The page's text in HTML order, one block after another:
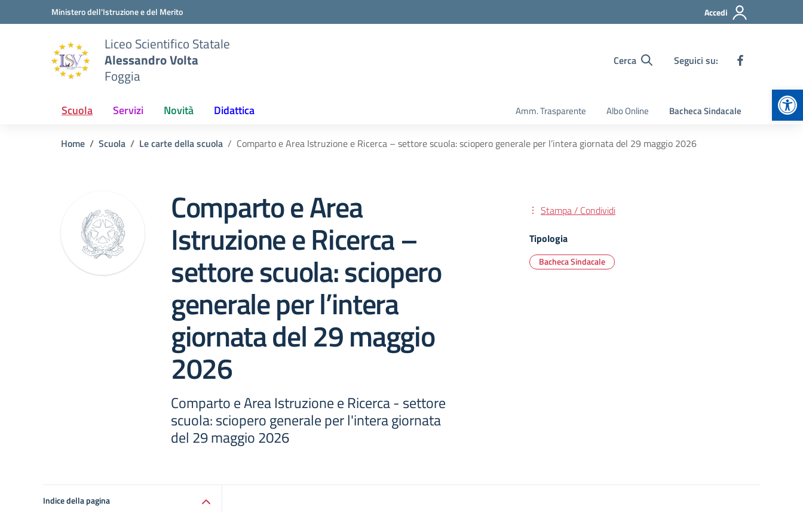
Vai ai contenuti
Vai al menu di navigazioneMinistero dell'Istruzione e del Merito Accedi
Liceo Scientifico Statale
Alessandro Volta
Foggia
Cerca Seguici su:
Scuola Servizi Novità Didattica Amm. Trasparente Albo Online Bacheca Sindacale
Home Scuola Le carte della scuola Comparto e Area Istruzione e Ricerca – settore scuola: sciopero generale per l’intera giornata del 29 maggio 2026
Comparto e Area
Istruzione e Ricerca –
settore scuola: sciopero
generale per l’intera
giornata del 29 maggio
2026
Comparto e Area Istruzione e Ricerca - settore
scuola: sciopero generale per l'intera giornata
del 29 maggio 2026
Stampa / Condividi
Tipologia
Bacheca Sindacale
Indice della pagina